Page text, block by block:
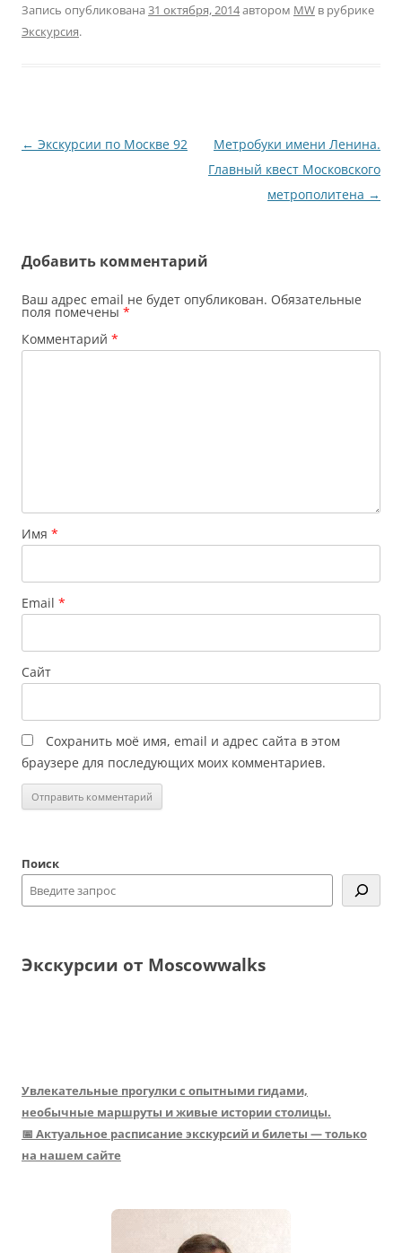
Запись опубликована 31 октября, 2014автором MW в рубрике
Экскурсия.
Навигация
← Экскурсии по Москве 92
Метробуки имени Ленина.
Главный квест Московского
метрополитена →
Добавить комментарий
Ваш адрес email не будет опубликован. Обязательные
поля помечены *
Комментарий *
Имя *
Email *
Сайт
Сохранить моё имя, email и адрес сайта в этом
браузере для последующих моих комментариев.
Поиск
Экскурсии от Moscowwalks
Увлекательные прогулки с опытными гидами,
необычные маршруты и живые истории столицы.
📅 Актуальное расписание экскурсий и билеты — только
на нашем сайте